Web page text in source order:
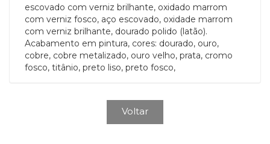
escovado com verniz brilhante, oxidado marrom
com verniz fosco, aço escovado, oxidade marrom
com verniz brilhante, dourado polido (latão).
Acabamento em pintura, cores: dourado, ouro,
cobre, cobre metalizado, ouro velho, prata, cromo
fosco, titânio, preto liso, preto fosco,
Voltar